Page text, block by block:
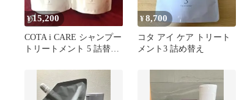
¥15,200
COTA i CARE シャンプー
トリートメント 5 詰替セ
¥8,700
コタ アイ ケア トリート
メント3 詰め替え